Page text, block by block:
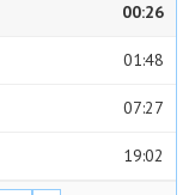
00:26
01:48
07:27
19:02